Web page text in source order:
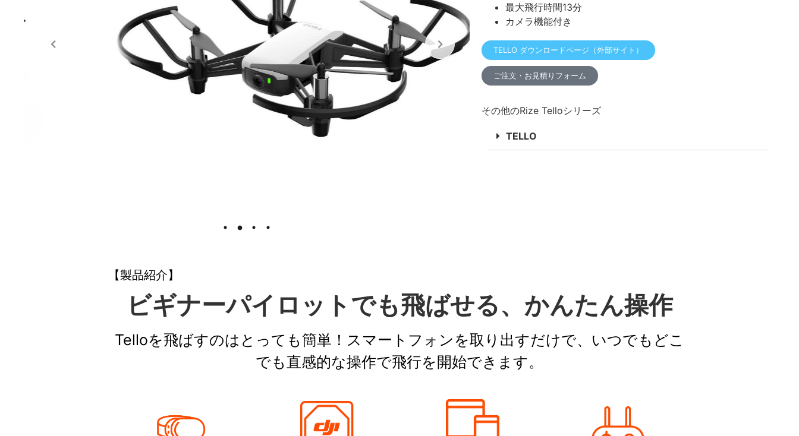
最大飛行時間13分
カメラ機能付き
TELLO ダウンロードページ（外部サイト）
ご注文・お見積りフォーム
その他のRize Telloシリーズ
TELLO
【製品紹介】
ビギナーパイロットでも飛ばせる、かんたん操作
Telloを飛ばすのはとっても簡単！スマートフォンを取り出すだけで、いつでもどこ
でも直感的な操作で飛行を開始できます。